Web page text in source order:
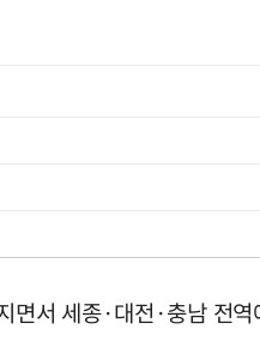
서 세종·대전·충남 전